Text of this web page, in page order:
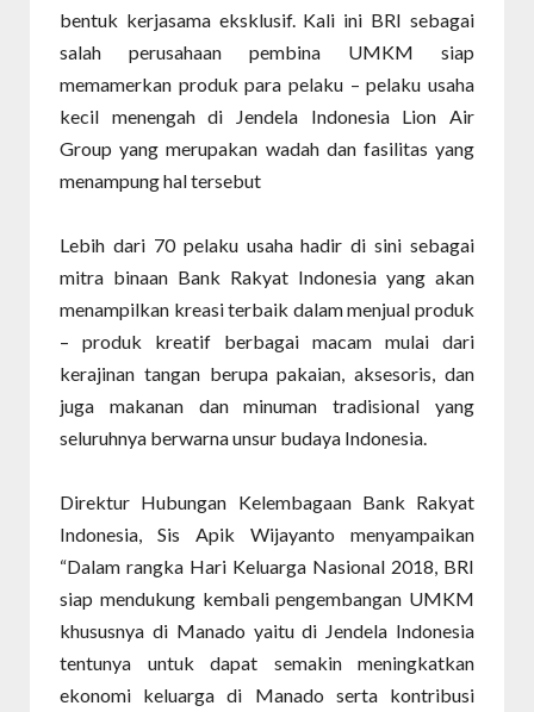
bentuk kerjasama eksklusif. Kali ini BRI sebagai
salah perusahaan pembina UMKM siap
memamerkan produk para pelaku – pelaku usaha
kecil menengah di Jendela Indonesia Lion Air
Group yang merupakan wadah dan fasilitas yang
menampung hal tersebut
Lebih dari 70 pelaku usaha hadir di sini sebagai
mitra binaan Bank Rakyat Indonesia yang akan
menampilkan kreasi terbaik dalam menjual produk
– produk kreatif berbagai macam mulai dari
kerajinan tangan berupa pakaian, aksesoris, dan
juga makanan dan minuman tradisional yang
seluruhnya berwarna unsur budaya Indonesia.
Direktur Hubungan Kelembagaan Bank Rakyat
Indonesia, Sis Apik Wijayanto menyampaikan
“Dalam rangka Hari Keluarga Nasional 2018, BRI
siap mendukung kembali pengembangan UMKM
khususnya di Manado yaitu di Jendela Indonesia
tentunya untuk dapat semakin meningkatkan
ekonomi keluarga di Manado serta kontribusi